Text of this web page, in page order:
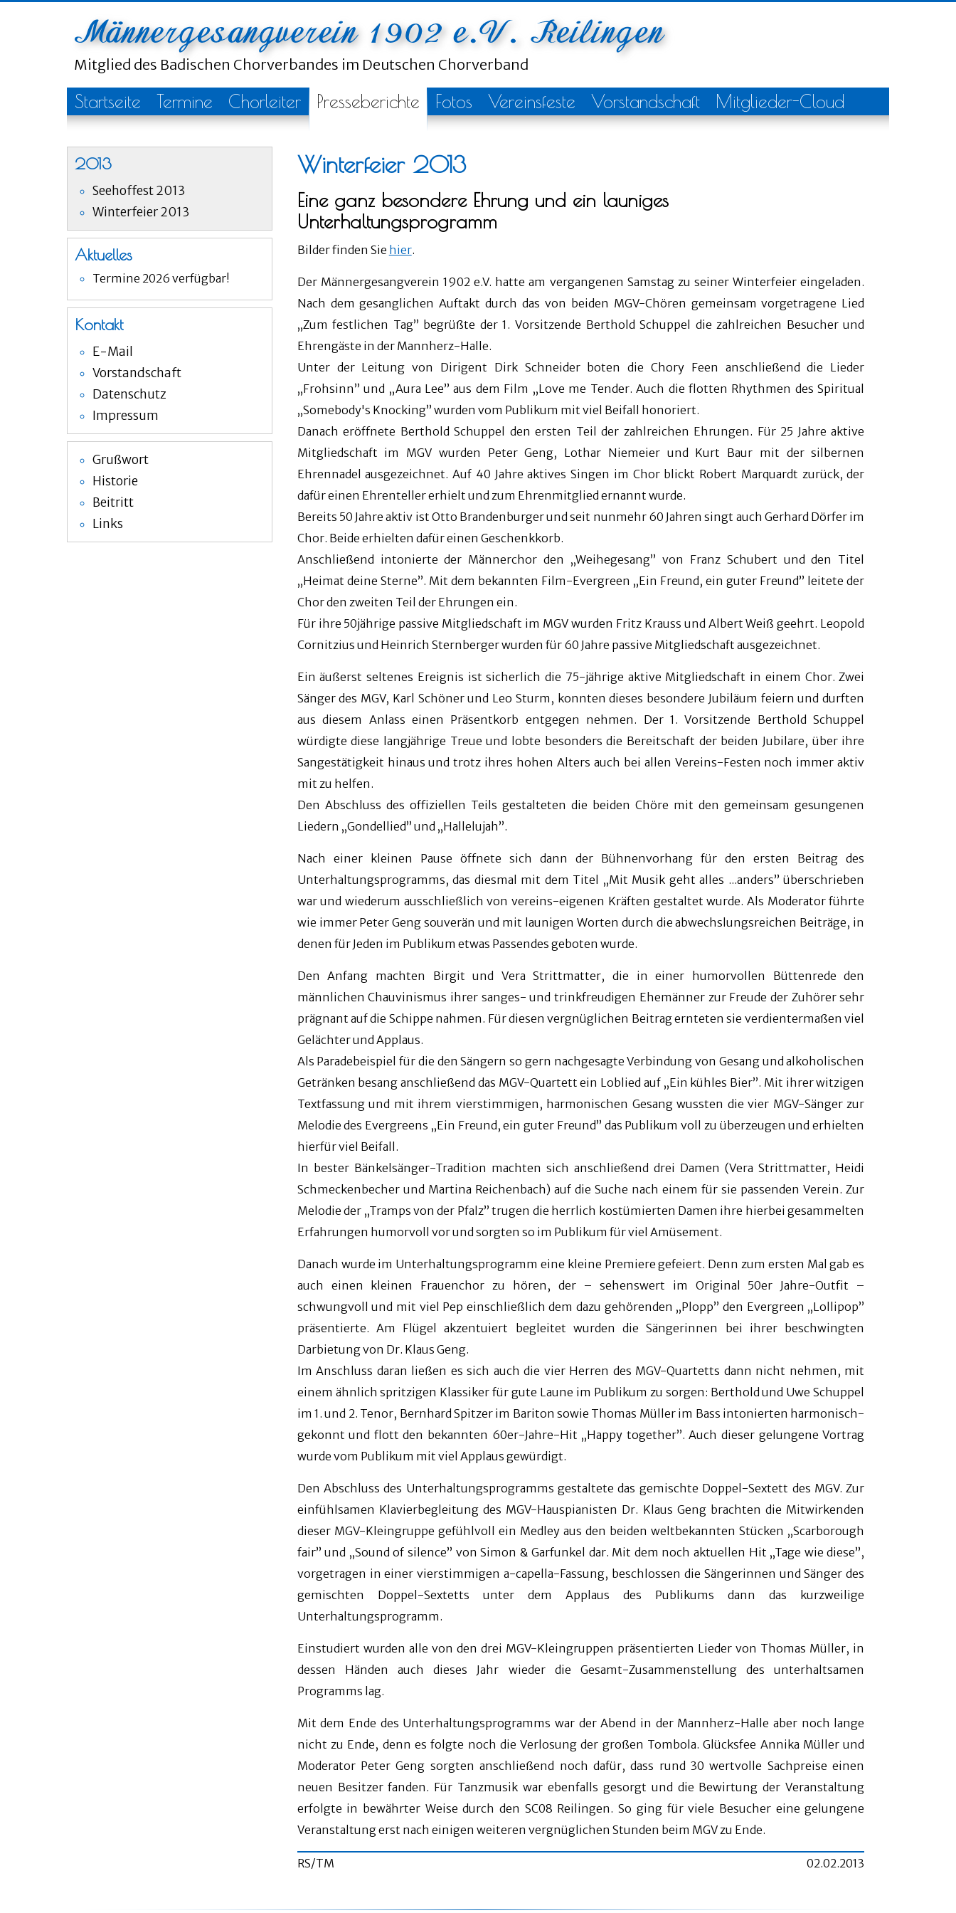
Mitglied des Badischen Chorverbandes im Deutschen Chorverband
Startseite Termine Chorleiter Presseberichte Fotos Vereinsfeste Vorstandschaft Mitglieder-Cloud
2013
Seehoffest 2013
Winterfeier 2013
Aktuelles
Termine 2026 verfügbar!
Kontakt
E-Mail
Vorstandschaft
Datenschutz
Impressum
Grußwort
Historie
Beitritt
Links
Winterfeier 2013
Eine ganz besondere Ehrung und ein launiges
Unterhaltungsprogramm
Bilder finden Sie hier.
Der Männergesangverein 1902 e.V. hatte am vergangenen Samstag zu seiner Winterfeier eingeladen.
Nach dem gesanglichen Auftakt durch das von beiden MGV-Chören gemeinsam vorgetragene Lied
„Zum festlichen Tag” begrüßte der 1. Vorsitzende Berthold Schuppel die zahlreichen Besucher und
Ehrengäste in der Mannherz-Halle.
Unter der Leitung von Dirigent Dirk Schneider boten die Chory Feen anschließend die Lieder
„Frohsinn” und „Aura Lee” aus dem Film „Love me Tender. Auch die flotten Rhythmen des Spiritual
„Somebody's Knocking” wurden vom Publikum mit viel Beifall honoriert.
Danach eröffnete Berthold Schuppel den ersten Teil der zahlreichen Ehrungen. Für 25 Jahre aktive
Mitgliedschaft im MGV wurden Peter Geng, Lothar Niemeier und Kurt Baur mit der silbernen
Ehrennadel ausgezeichnet. Auf 40 Jahre aktives Singen im Chor blickt Robert Marquardt zurück, der
dafür einen Ehrenteller erhielt und zum Ehrenmitglied ernannt wurde.
Bereits 50 Jahre aktiv ist Otto Brandenburger und seit nunmehr 60 Jahren singt auch Gerhard Dörfer im
Chor. Beide erhielten dafür einen Geschenkkorb.
Anschließend intonierte der Männerchor den „Weihegesang” von Franz Schubert und den Titel
„Heimat deine Sterne”. Mit dem bekannten Film-Evergreen „Ein Freund, ein guter Freund” leitete der
Chor den zweiten Teil der Ehrungen ein.
Für ihre 50jährige passive Mitgliedschaft im MGV wurden Fritz Krauss und Albert Weiß geehrt. Leopold
Cornitzius und Heinrich Sternberger wurden für 60 Jahre passive Mitgliedschaft ausgezeichnet.
Ein äußerst seltenes Ereignis ist sicherlich die 75-jährige aktive Mitgliedschaft in einem Chor. Zwei
Sänger des MGV, Karl Schöner und Leo Sturm, konnten dieses besondere Jubiläum feiern und durften
aus diesem Anlass einen Präsentkorb entgegen nehmen. Der 1. Vorsitzende Berthold Schuppel
würdigte diese langjährige Treue und lobte besonders die Bereitschaft der beiden Jubilare, über ihre
Sangestätigkeit hinaus und trotz ihres hohen Alters auch bei allen Vereins-Festen noch immer aktiv
mit zu helfen.
Den Abschluss des offiziellen Teils gestalteten die beiden Chöre mit den gemeinsam gesungenen
Liedern „Gondellied” und „Hallelujah”.
Nach einer kleinen Pause öffnete sich dann der Bühnenvorhang für den ersten Beitrag des
Unterhaltungsprogramms, das diesmal mit dem Titel „Mit Musik geht alles ...anders” überschrieben
war und wiederum ausschließlich von vereins-eigenen Kräften gestaltet wurde. Als Moderator führte
wie immer Peter Geng souverän und mit launigen Worten durch die abwechslungsreichen Beiträge, in
denen für Jeden im Publikum etwas Passendes geboten wurde.
Den Anfang machten Birgit und Vera Strittmatter, die in einer humorvollen Büttenrede den
männlichen Chauvinismus ihrer sanges- und trinkfreudigen Ehemänner zur Freude der Zuhörer sehr
prägnant auf die Schippe nahmen. Für diesen vergnüglichen Beitrag ernteten sie verdientermaßen viel
Gelächter und Applaus.
Als Paradebeispiel für die den Sängern so gern nachgesagte Verbindung von Gesang und alkoholischen
Getränken besang anschließend das MGV-Quartett ein Loblied auf „Ein kühles Bier”. Mit ihrer witzigen
Textfassung und mit ihrem vierstimmigen, harmonischen Gesang wussten die vier MGV-Sänger zur
Melodie des Evergreens „Ein Freund, ein guter Freund” das Publikum voll zu überzeugen und erhielten
hierfür viel Beifall.
In bester Bänkelsänger-Tradition machten sich anschließend drei Damen (Vera Strittmatter, Heidi
Schmeckenbecher und Martina Reichenbach) auf die Suche nach einem für sie passenden Verein. Zur
Melodie der „Tramps von der Pfalz” trugen die herrlich kostümierten Damen ihre hierbei gesammelten
Erfahrungen humorvoll vor und sorgten so im Publikum für viel Amüsement.
Danach wurde im Unterhaltungsprogramm eine kleine Premiere gefeiert. Denn zum ersten Mal gab es
auch einen kleinen Frauenchor zu hören, der – sehenswert im Original 50er Jahre-Outfit –
schwungvoll und mit viel Pep einschließlich dem dazu gehörenden „Plopp” den Evergreen „Lollipop”
präsentierte. Am Flügel akzentuiert begleitet wurden die Sängerinnen bei ihrer beschwingten
Darbietung von Dr. Klaus Geng.
Im Anschluss daran ließen es sich auch die vier Herren des MGV-Quartetts dann nicht nehmen, mit
einem ähnlich spritzigen Klassiker für gute Laune im Publikum zu sorgen: Berthold und Uwe Schuppel
im 1. und 2. Tenor, Bernhard Spitzer im Bariton sowie Thomas Müller im Bass intonierten harmonisch-
gekonnt und flott den bekannten 60er-Jahre-Hit „Happy together”. Auch dieser gelungene Vortrag
wurde vom Publikum mit viel Applaus gewürdigt.
Den Abschluss des Unterhaltungsprogramms gestaltete das gemischte Doppel-Sextett des MGV. Zur
einfühlsamen Klavierbegleitung des MGV-Hauspianisten Dr. Klaus Geng brachten die Mitwirkenden
dieser MGV-Kleingruppe gefühlvoll ein Medley aus den beiden weltbekannten Stücken „Scarborough
fair” und „Sound of silence” von Simon & Garfunkel dar. Mit dem noch aktuellen Hit „Tage wie diese”,
vorgetragen in einer vierstimmigen a-capella-Fassung, beschlossen die Sängerinnen und Sänger des
gemischten Doppel-Sextetts unter dem Applaus des Publikums dann das kurzweilige
Unterhaltungsprogramm.
Einstudiert wurden alle von den drei MGV-Kleingruppen präsentierten Lieder von Thomas Müller, in
dessen Händen auch dieses Jahr wieder die Gesamt-Zusammenstellung des unterhaltsamen
Programms lag.
Mit dem Ende des Unterhaltungsprogramms war der Abend in der Mannherz-Halle aber noch lange
nicht zu Ende, denn es folgte noch die Verlosung der großen Tombola. Glücksfee Annika Müller und
Moderator Peter Geng sorgten anschließend noch dafür, dass rund 30 wertvolle Sachpreise einen
neuen Besitzer fanden. Für Tanzmusik war ebenfalls gesorgt und die Bewirtung der Veranstaltung
erfolgte in bewährter Weise durch den SC08 Reilingen. So ging für viele Besucher eine gelungene
Veranstaltung erst nach einigen weiteren vergnüglichen Stunden beim MGV zu Ende.
02.02.2013
RS/TM